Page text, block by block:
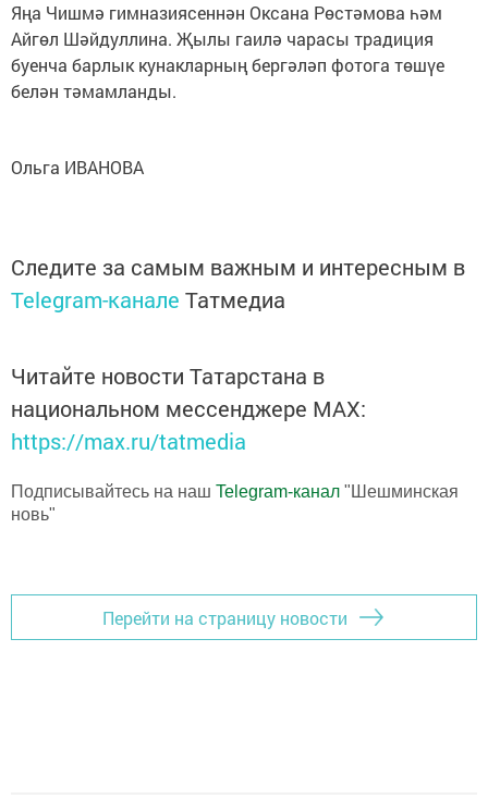
Яңа Чишмә гимназиясеннән Оксана Рөстәмова һәм
Айгөл Шәйдуллина. Җылы гаилә чарасы традиция
буенча барлык кунакларның бергәләп фотога төшүе
белән тәмамланды.
Ольга ИВАНОВА
Следите за самым важным и интересным в
Telegram-канале Татмедиа
Читайте новости Татарстана в
национальном мессенджере MАХ:
https://max.ru/tatmedia
Подписывайтесь на наш Telegram-канал "Шешминская
новь"
Перейти на страницу новости